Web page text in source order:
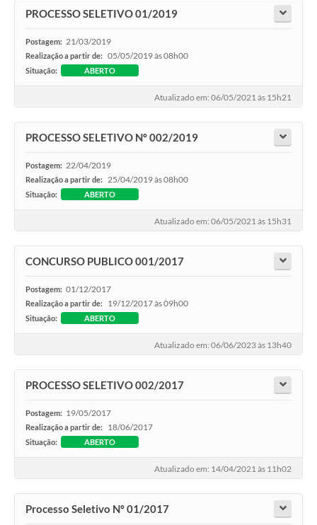
PROCESSO SELETIVO 01/2019
Postagem: 21/03/2019
Realização a partir de: 05/05/2019 às 08h00
Situação: ABERTO
Atualizado em: 06/05/2021 às 15h21
PROCESSO SELETIVO Nº 002/2019
Postagem: 22/04/2019
Realização a partir de: 25/04/2019 às 08h00
Situação: ABERTO
Atualizado em: 06/05/2021 às 15h31
CONCURSO PUBLICO 001/2017
Postagem: 01/12/2017
Realização a partir de: 19/12/2017 às 09h00
Situação: ABERTO
Atualizado em: 06/06/2023 às 13h40
PROCESSO SELETIVO 002/2017
Postagem: 19/05/2017
Realização a partir de: 18/06/2017
Situação: ABERTO
Atualizado em: 14/04/2021 às 11h02
Processo Seletivo Nº 01/2017